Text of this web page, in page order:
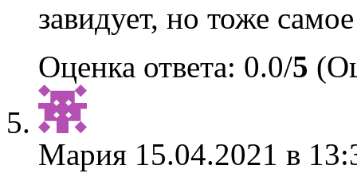
завидует, но тоже
Оценка ответа: 0.0/5
Мария 15.04.2021 в